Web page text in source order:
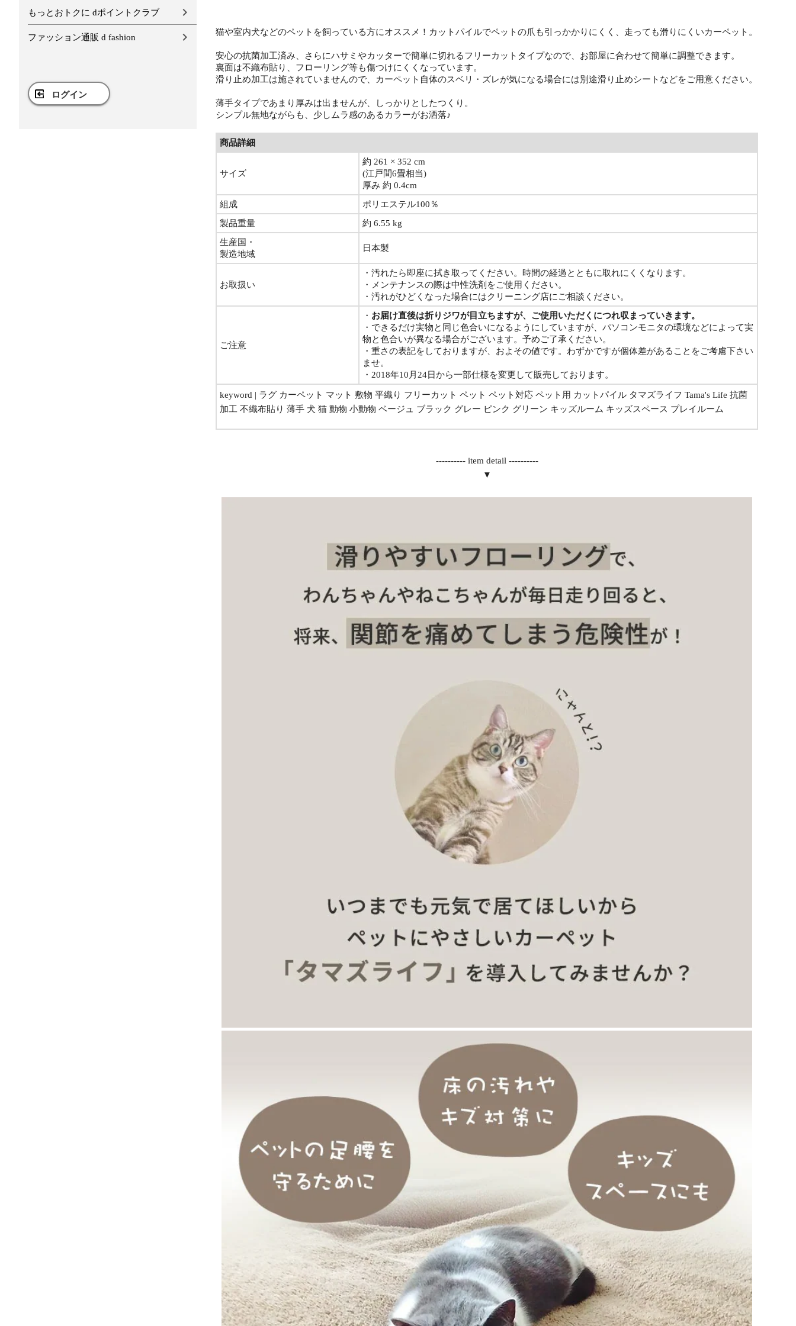
もっとおトクに dポイントクラブ
ファッション通販 d fashion
ログイン
猫や室内犬などのペットを飼っている方にオススメ！カットパイルでペットの爪も引っかかりにくく、走っても滑りにくいカーペット。
安心の抗菌加工済み、さらにハサミやカッターで簡単に切れるフリーカットタイプなので、お部屋に合わせて簡単に調整できます。
裏面は不織布貼り、フローリング等も傷つけにくくなっています。
滑り止め加工は施されていませんので、カーペット自体のスベリ・ズレが気になる場合には別途滑り止めシートなどをご用意ください。
薄手タイプであまり厚みは出ませんが、しっかりとしたつくり。
シンプル無地ながらも、少しムラ感のあるカラーがお洒落♪
商品詳細
サイズ
約 261 × 352 cm
(江戸間6畳相当)
厚み 約 0.4cm
組成
ポリエステル100％
製品重量
約 6.55 kg
生産国・
製造地域
日本製
お取扱い
・汚れたら即座に拭き取ってください。時間の経過とともに取れにくくなります。
・メンテナンスの際は中性洗剤をご使用ください。
・汚れがひどくなった場合にはクリーニング店にご相談ください。
ご注意
・ お届け直後は折りジワが目立ちますが、ご使用いただくにつれ収まっていきます。
・できるだけ実物と同じ色合いになるようにしていますが、パソコンモニタの環境などによって実
物と色合いが異なる場合がございます。予めご了承ください。
・重さの表記をしておりますが、およその値です。わずかですが個体差があることをご考慮下さい
ませ。
・2018年10月24日から一部仕様を変更して販売しております。
keyword | ラグ カーペット マット 敷物 平織り フリーカット ペット ペット対応 ペット用 カットパイル タマズライフ Tama's Life 抗菌
加工 不織布貼り 薄手 犬 猫 動物 小動物 ベージュ ブラック グレー ピンク グリーン キッズルーム キッズスペース プレイルーム
---------- item detail ----------
▼